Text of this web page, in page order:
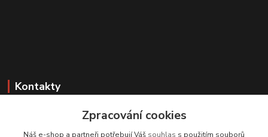
Kontakty
Zákaznická podpora
+420 608 331 344
Zpracování cookies
Náš e-shop a partneři potřebují Váš souhlas s použitím souborů